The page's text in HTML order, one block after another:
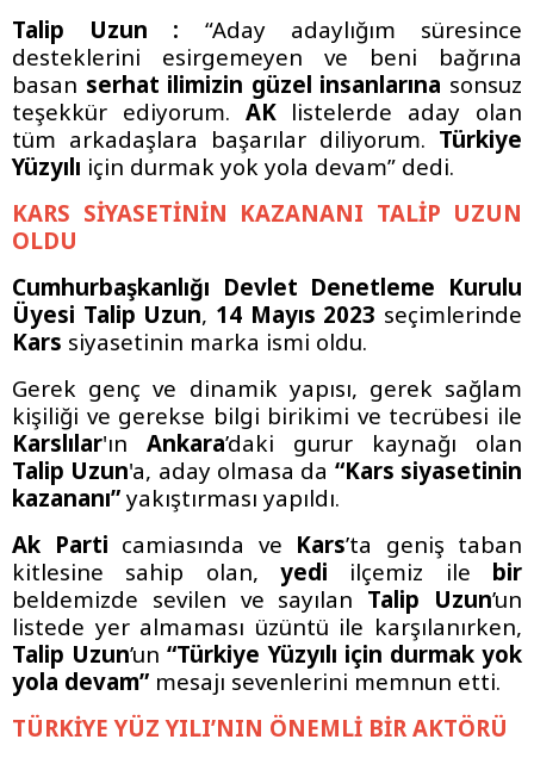
Talip Uzun : “Aday adaylığım süresince
desteklerini esirgemeyen ve beni bağrına
basan serhat ilimizin güzel insanlarına sonsuz
teşekkür ediyorum. AKlistelerde aday olan
tüm arkadaşlara başarılar diliyorum. Türkiye
Yüzyılı için durmak yok yola devam” dedi.
KARS SİYASETİNİN KAZANANI TALİP UZUN
OLDU
Cumhurbaşkanlığı Devlet Denetleme Kurulu
Üyesi Talip Uzun, 14 Mayıs 2023 seçimlerinde
Kars siyasetinin marka ismi oldu.
Gerek genç ve dinamik yapısı, gerek sağlam
kişiliği ve gerekse bilgi birikimi ve tecrübesi ile
Karslılar'ın Ankara’daki gurur kaynağı olan
Talip Uzun'a, aday olmasa da “Kars siyasetinin
kazananı” yakıştırması yapıldı.
Ak Parti camiasında ve Kars’ta geniş taban
kitlesine sahip olan, yedi ilçemiz ile bir
beldemizde sevilen ve sayılan Talip Uzun’un
listede yer almaması üzüntü ile karşılanırken,
Talip Uzun’un“Türkiye Yüzyılı için durmak yok
yola devam” mesajı sevenlerini memnun etti.
TÜRKİYE YÜZ YILI’NIN ÖNEMLİ BİR AKTÖRÜ